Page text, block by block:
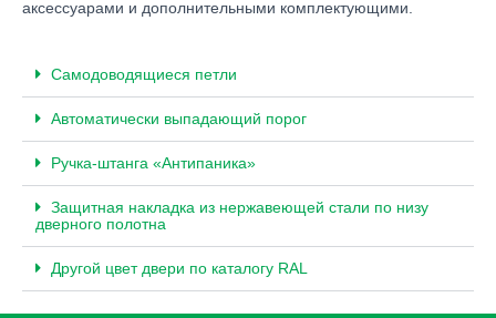
аксессуарами и дополнительными комплектующими.
Самодоводящиеся петли
Автоматически выпадающий порог
Ручка-штанга «Антипаника»
Защитная накладка из нержавеющей стали по низу
дверного полотна
Другой цвет двери по каталогу RAL